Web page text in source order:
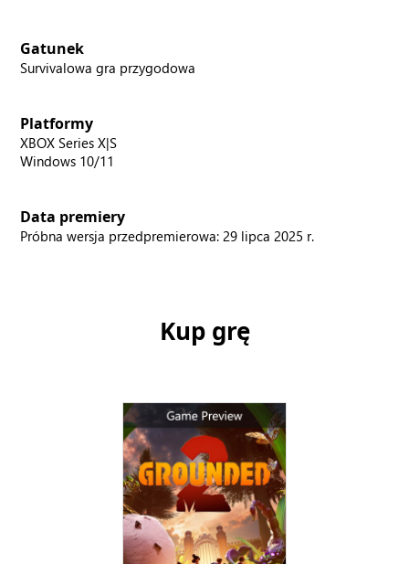
Gatunek
Survivalowa gra przygodowa
Platformy
XBOX Series X|S
Windows 10/11
Data premiery
Próbna wersja przedpremierowa: 29 lipca 2025 r.
Kup grę